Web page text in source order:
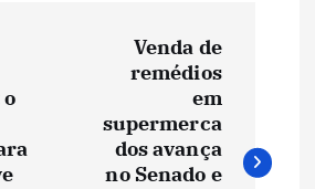
Venda de
remédios
em
supermerca
dos avança
no Senado e